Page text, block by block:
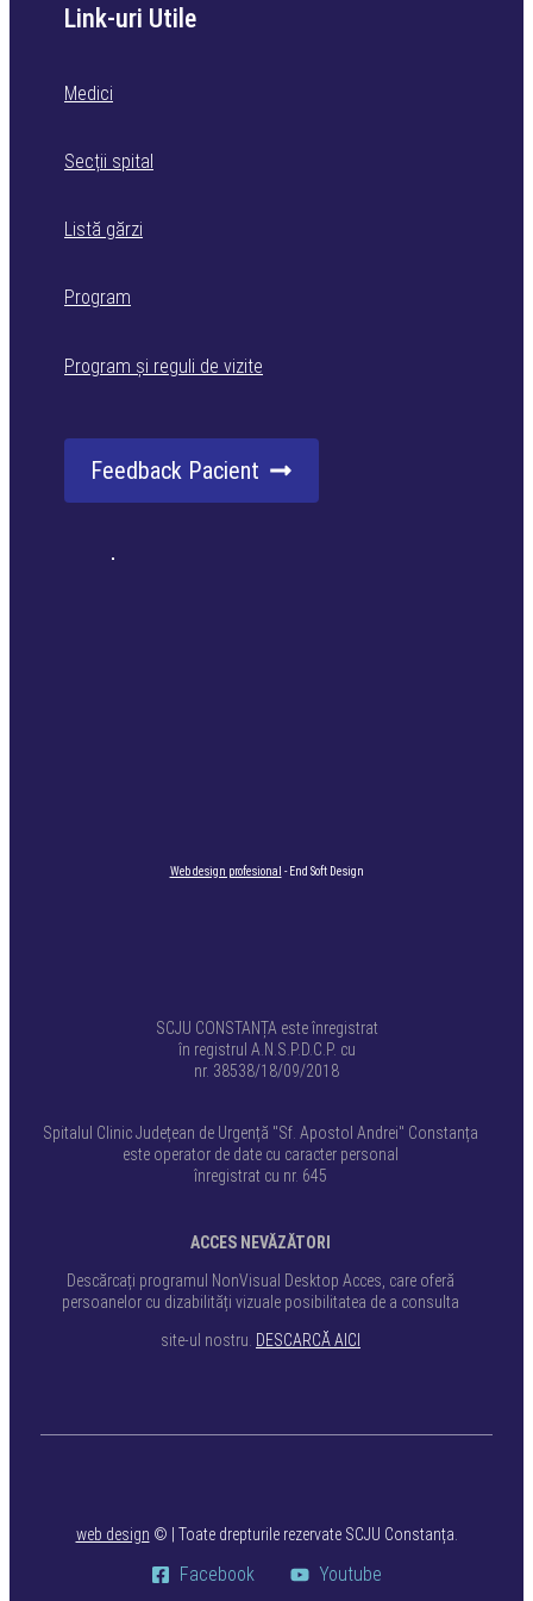
Web design profesional - End Soft Design
Link-uri Utile
Medici
Secții spital
Listă gărzi
Program
Program și reguli de vizite
Feedback Pacient
SCJU CONSTANȚA este înregistrat
în registrul A.N.S.P.D.C.P. cu
nr. 38538/18/09/2018
Spitalul Clinic Județean de Urgență "Sf. Apostol Andrei" Constanța
este operator de date cu caracter personal
înregistrat cu nr. 645
ACCES NEVĂZĂTORI
Descărcați programul NonVisual Desktop Acces, care oferă
persoanelor cu dizabilități vizuale posibilitatea de a consulta
site-ul nostru. DESCARCĂ AICI
web design © | Toate drepturile rezervate SCJU Constanța.
Facebook Youtube